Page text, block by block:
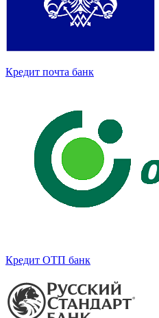
Кредит почта банк
Кредит ОТП банк